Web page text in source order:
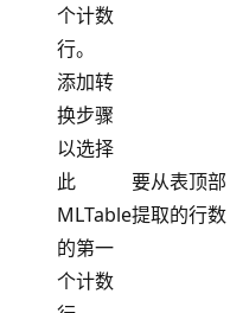
个计数
行。
添加转
换步骤
以选择
此
MLTable
的第一
个计数
要从表顶部
提取的行数